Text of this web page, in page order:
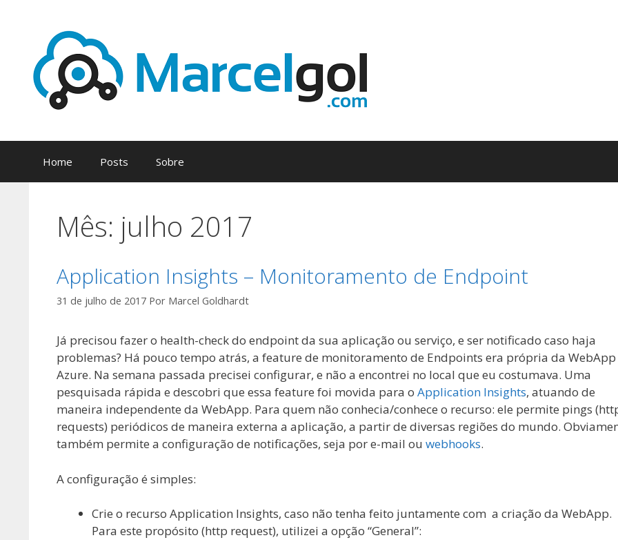
conteúdo
Home Posts Sobre
Mês: julho 2017
Application Insights – Monitoramento de Endpoint
31 de julho de 2017 Por Marcel Goldhardt
Já precisou fazer o health-check do endpoint da sua aplicação ou serviço, e ser notificado caso haja
problemas? Há pouco tempo atrás, a feature de monitoramento de Endpoints era própria da WebApp
Azure. Na semana passada precisei configurar, e não a encontrei no local que eu costumava. Uma
pesquisada rápida e descobri que essa feature foi movida para o Application Insights, atuando de
maneira independente da WebApp. Para quem não conhecia/conhece o recurso: ele permite pings
requests) periódicos de maneira externa a aplicação, a partir de diversas regiões do mundo.
também permite a configuração de notificações, seja por e-mail ou webhooks.
A configuração é simples:
Crie o recurso Application Insights, caso não tenha feito juntamente com a criação da WebApp.
Para este propósito (http request), utilizei a opção “General”: